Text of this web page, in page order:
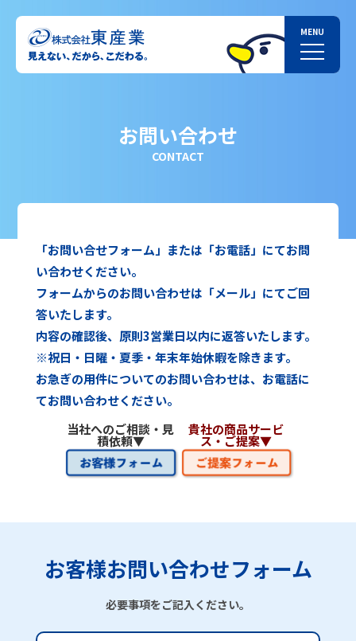
お問い合わせ
CONTACT
「お問い合せフォーム」または「お電話」にてお問
い合わせください。
フォームからのお問い合わせは「メール」にてご回
答いたします。
内容の確認後、原則3営業日以内に返答いたします。
※祝日・日曜・夏季・年末年始休暇を除きます。
お急ぎの用件についてのお問い合わせは、 お電話に
てお問い合わせください。
当社へのご相談・見
積依頼▼
貴社の商品サービ
ス・ご提案▼
お客様お問い合わせフォーム
必要事項をご記入ください。